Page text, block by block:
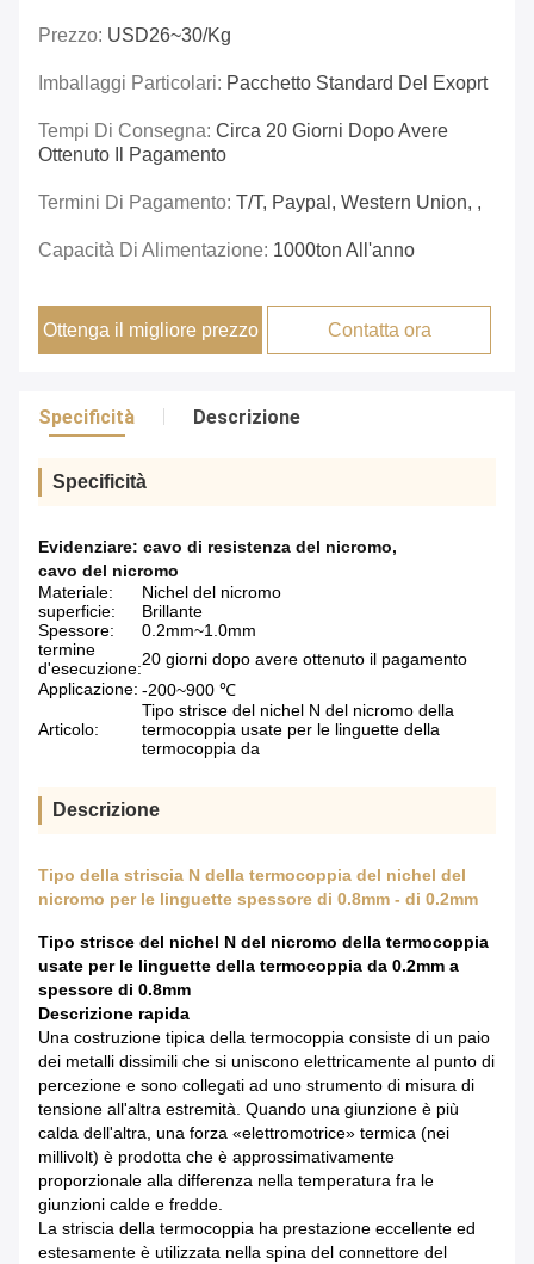
Prezzo: USD26~30/kg
Imballaggi Particolari: Pacchetto Standard Del Exoprt
Tempi Di Consegna: Circa 20 Giorni Dopo Avere
Ottenuto Il Pagamento
Termini Di Pagamento: T/T, Paypal, Western Union, ,
Capacità Di Alimentazione: 1000ton All'anno
Ottenga il migliore prezzo Contatta ora
Specificità Descrizione
Specificità
Evidenziare: cavo di resistenza del nicromo,
cavo del nicromo
Materiale:
Nichel del nicromo
superficie:
Brillante
Spessore:
0.2mm~1.0mm
termine
d'esecuzione:20 giorni dopo avere ottenuto il pagamento
Applicazione: -200~900 ℃
Articolo:
Tipo strisce del nichel N del nicromo della
termocoppia usate per le linguette della
termocoppia da
Descrizione
Tipo della striscia N della termocoppia del nichel del
nicromo per le linguette spessore di 0.8mm - di 0.2mm
Tipo strisce del nichel N del nicromo della termocoppia
usate per le linguette della termocoppia da 0.2mm a
spessore di 0.8mm
Descrizione rapida
Una costruzione tipica della termocoppia consiste di un paio
dei metalli dissimili che si uniscono elettricamente al punto di
percezione e sono collegati ad uno strumento di misura di
tensione all'altra estremità. Quando una giunzione è più
calda dell'altra, una forza «elettromotrice» termica (nei
millivolt) è prodotta che è approssimativamente
proporzionale alla differenza nella temperatura fra le
giunzioni calde e fredde.
La striscia della termocoppia ha prestazione eccellente ed
estesamente è utilizzata nella spina del connettore del